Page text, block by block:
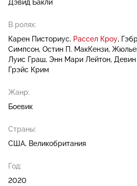
Дэвид Бакли
В ролях:
Карен Писториус Рассел Кроу
Симпсон Остин П. МакКензи
Луис Граш Энн Мари Лейтон
Грэйс Крим
Жанр:
Боевик
Страны:
США, Великобритания
Год:
2020